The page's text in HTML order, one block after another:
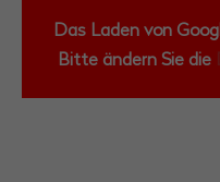
Das Laden von
Bitte ändern Sie die